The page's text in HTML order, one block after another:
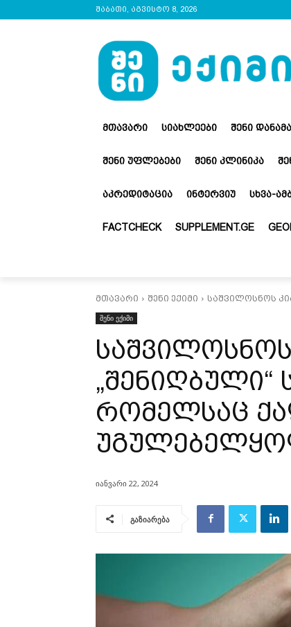
შაბათი, აგვისტო 8, 2026
ᲛᲗᲐᲕᲐᲠᲘ ᲡᲘᲐᲮᲚᲔᲔᲑᲘ ᲨᲔᲜᲘ
ᲨᲔᲜᲘ ᲣᲤᲚᲔᲑᲔᲑᲘ ᲨᲔᲜᲘ ᲙᲚᲘᲜᲘᲙᲐ
ᲐᲙᲠᲔᲓᲘᲢᲐᲪᲘᲐ ᲘᲜᲢᲔᲠᲕᲘᲣ ᲡᲮᲕᲐ-
FACTCHECK SUPPLEMENT.GE
მთავარი შენი ექიმი
საშვილოსნოს
შენი ექიმი
„შენიღბული“
რომელსაც
იანვარი 22, 2024
გაზიარება